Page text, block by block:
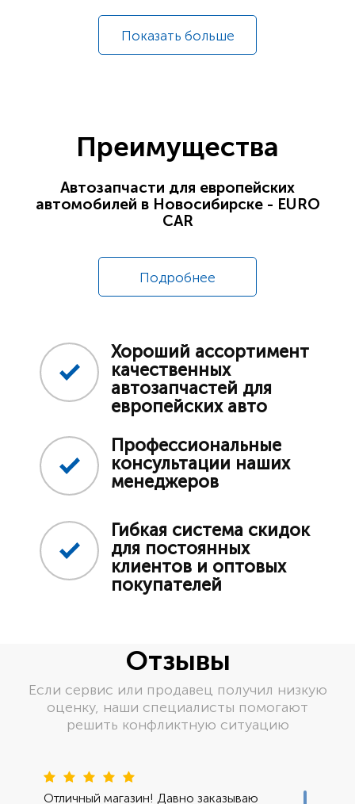
Показать больше
Преимущества
Автозапчасти для европейских
автомобилей в Новосибирске - EURO
CAR
Подробнее
Хороший ассортимент
качественных
автозапчастей для
европейских авто
Профессиональные
консультации наших
менеджеров
Гибкая система скидок
для постоянных
клиентов и оптовых
покупателей
Отзывы
Если сервис или продавец получил низкую
оценку, наши специалисты помогают
решить конфликтную ситуацию
Отличный магазин! Давно заказываю